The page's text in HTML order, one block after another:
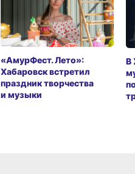
«АмурФест. Лето»:
Хабаровск встретил
праздник творчества
и музыки
В